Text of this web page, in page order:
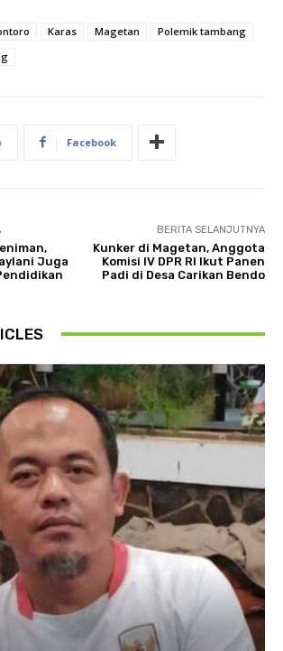
Karas Magetan
Polemik tambang
Facebook
Juga
BERITA SELANJUTNYA
Kunker di Magetan, Anggota
Komisi IV DPR RI Ikut Panen
Padi di Desa Carikan Bendo